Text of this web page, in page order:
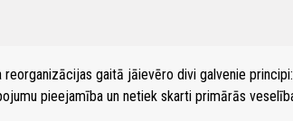
reorganizācijas gaitā jāievēro divi galvenie
pieejamība un netiek skarti primārās